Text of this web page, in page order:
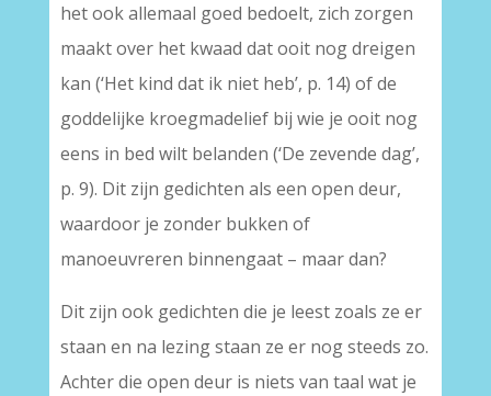
het ook allemaal goed bedoelt, zich zorgen
maakt over het kwaad dat ooit nog dreigen
kan (‘Het kind dat ik niet heb’, p. 14) of de
goddelijke kroegmadelief bij wie je ooit nog
eens in bed wilt belanden (‘De zevende dag’,
p. 9). Dit zijn gedichten als een open deur,
waardoor je zonder bukken of
manoeuvreren binnengaat – maar dan?
Dit zijn ook gedichten die je leest zoals ze er
staan en na lezing staan ze er nog steeds zo.
Achter die open deur is niets van taal wat je